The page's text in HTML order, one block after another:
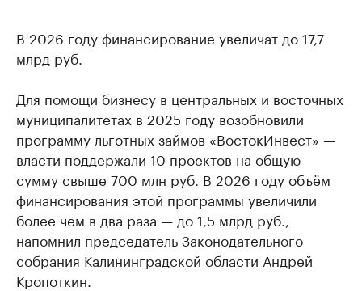
В 2026 году финансирование увеличат до 17,7
млрд руб.
Для помощи бизнесу в центральных и восточных
муниципалитетах в 2025 году возобновили
программу льготных займов «ВостокИнвест» —
власти поддержали 10 проектов на общую
сумму свыше 700 млн руб. В 2026 году объём
финансирования этой программы увеличили
более чем в два раза — до 1,5 млрд руб.,
напомнил председатель Законодательного
собрания Калининградской области Андрей
Кропоткин.